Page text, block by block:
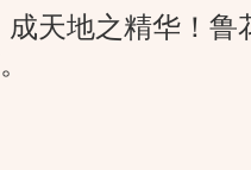
地之精华！鲁